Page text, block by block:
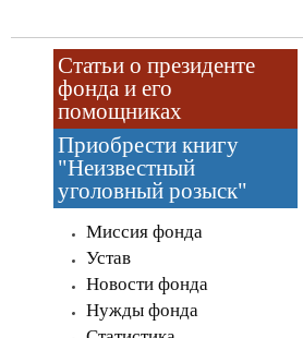
Статьи о президенте
фонда и его
помощниках
Приобрести книгу
"Неизвестный
уголовный розыск"
Миссия фонда
Устав
Новости фонда
Нужды фонда